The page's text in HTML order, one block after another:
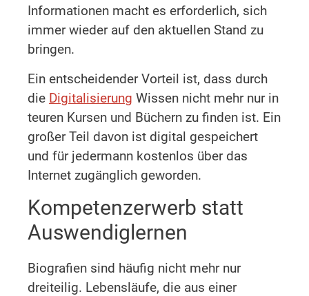
Informationen macht es erforderlich, sich
immer wieder auf den aktuellen Stand zu
bringen.
Ein entscheidender Vorteil ist, dass durch
die Digitalisierung Wissen nicht mehr nur in
teuren Kursen und Büchern zu finden ist. Ein
großer Teil davon ist digital gespeichert
und für jedermann kostenlos über das
Internet zugänglich geworden.
Kompetenzerwerb statt
Auswendiglernen
Biografien sind häufig nicht mehr nur
dreiteilig. Lebensläufe, die aus einer